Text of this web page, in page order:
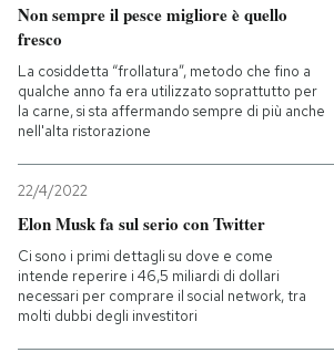
Non sempre il pesce migliore è quello
fresco
La cosiddetta “frollatura”, metodo che fino a
qualche anno fa era utilizzato soprattutto per
la carne, si sta affermando sempre di più anche
nell'alta ristorazione
22/4/2022
Elon Musk fa sul serio con Twitter
Ci sono i primi dettagli su dove e come
intende reperire i 46,5 miliardi di dollari
necessari per comprare il social network, tra
molti dubbi degli investitori